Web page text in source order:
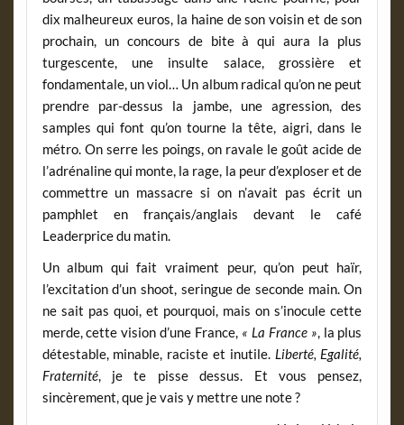
dix malheureux euros, la haine de son voisin et de son
prochain, un concours de bite à qui aura la plus
turgescente, une insulte salace, grossière et
fondamentale, un viol… Un album radical qu’on ne peut
prendre par-dessus la jambe, une agression, des
samples qui font qu’on tourne la tête, aigri, dans le
métro. On serre les poings, on ravale le goût acide de
l’adrénaline qui monte, la rage, la peur d’exploser et de
commettre un massacre si on n’avait pas écrit un
pamphlet en français/anglais devant le café
Leaderprice du matin.
Un album qui fait vraiment peur, qu’on peut haïr,
l’excitation d’un shoot, seringue de seconde main. On
ne sait pas quoi, et pourquoi, mais on s’inocule cette
merde, cette vision d’une France, « La France », la plus
détestable, minable, raciste et inutile. Liberté, Egalité,
Fraternité, je te pisse dessus. Et vous pensez,
sincèrement, que je vais y mettre une note ?